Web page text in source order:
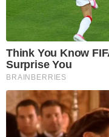
Think You Know
Surprise You
BRAINBERRIES